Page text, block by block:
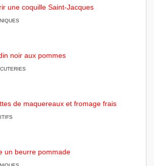
une coquille Saint-Jacques
noir aux pommes
de maquereaux et fromage frais
un beurre pommade